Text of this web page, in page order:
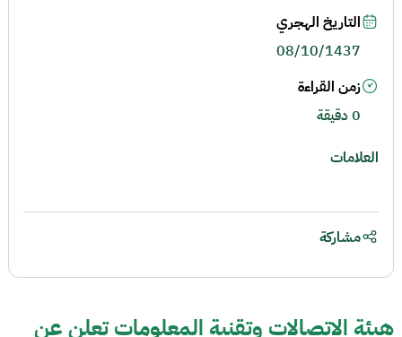
هيئة الاتصالات وتقنية المعلومات تعلن عن
التاريخ الهجري
08/10/1437
زمن القراءة
0 دقيقة
العلامات
مشاركة